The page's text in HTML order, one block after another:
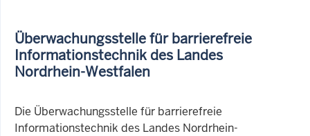
Überwachungsstelle für barrierefreie
Informationstechnik des Landes
Nordrhein-Westfalen
Die Überwachungsstelle für barrierefreie
Informationstechnik des Landes Nordrhein-